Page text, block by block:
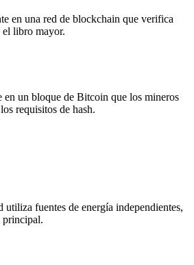
en una red de blockchain que verifica
el libro mayor.
en un bloque de Bitcoin que los mineros
requisitos de hash.
utiliza fuentes de energía independientes,
principal.